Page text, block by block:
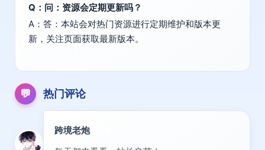
Q：问：资源会定期更新吗？
A：答：本站会对热门资源进行定期维护和版本更
新，关注页面获取最新版本。
💬 热门评论
跨境老炮